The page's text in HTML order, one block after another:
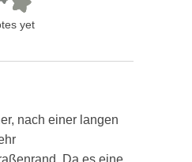
yet
nach einer langen
Da es eine